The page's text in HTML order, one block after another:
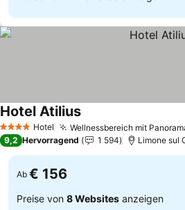
4 Sterne Hotel Wellnessbereich mit
Hotel Atilius
9,2 Hervorragend 1 594 Limone sul
Ab € 156
Preise von 8 Websites anzeigen